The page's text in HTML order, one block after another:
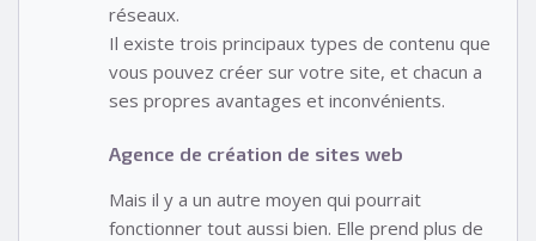
réseaux.
Il existe trois principaux types de contenu que
vous pouvez créer sur votre site, et chacun a
ses propres avantages et inconvénients.
Agence de création de sites web
Mais il y a un autre moyen qui pourrait
fonctionner tout aussi bien. Elle prend plus de